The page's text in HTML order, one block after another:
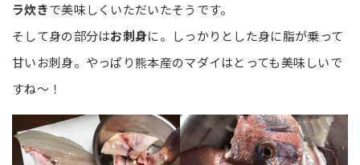
ラ炊きで美味しくいただいたそうです。
そして身の部分はお刺身に。しっかりとした身に脂が乗って
甘いお刺身。やっぱり熊本産のマダイはとっても美味しいで
すね～！